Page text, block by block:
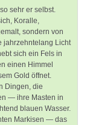
sehr er selbst.
Koralle,
sondern von
jahrzehntelang Licht
sich ein Fels in
einen Himmel
Gold öffnet.
Dingen, die
— ihre Masten in
blauen Wasser.
Markisen — das